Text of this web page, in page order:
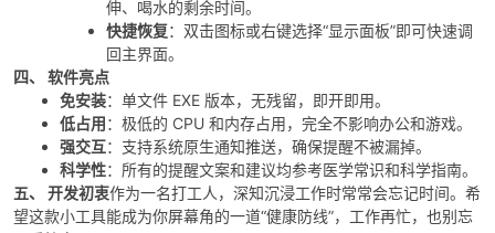
52
伸、喝水的剩余时间。
快捷恢复：双击图标或右键选择“显示面板”即可快速调
回主界面。
四、 软件亮点
免安装：单文件 EXE 版本，无残留，即开即用。
低占用：极低的 CPU 和内存占用，完全不影响办公和游戏。
强交互：支持系统原生通知推送，确保提醒不被漏掉。
科学性：所有的提醒文案和建议均参考医学常识和科学指南。
五、 开发初衷作为一名打工人，深知沉浸工作时常常会忘记时间。希
望这款小工具能成为你屏幕角的一道“健康防线”，工作再忙，也别忘